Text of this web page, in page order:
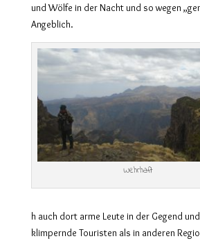
und Wölfe in der Nacht und so wegen
Angeblich.
Wehrhaft
h auch dort arme Leute in der Gegend
klimpernde Touristen als in anderen